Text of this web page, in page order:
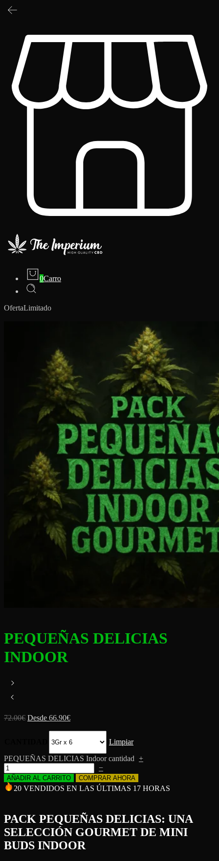
0Carro
OfertaLimitado
PEQUEÑAS DELICIAS
INDOOR
72.00€ Desde 66.90€
Limpiar
PEQUEÑAS DELICIAS Indoor cantidad +
−
AÑADIR AL CARRITO COMPRAR AHORA
20 VENDIDOS EN LAS ÚLTIMAS 17 HORAS
PACK PEQUEÑAS DELICIAS: UNA
SELECCIÓN GOURMET DE MINI
BUDS INDOOR